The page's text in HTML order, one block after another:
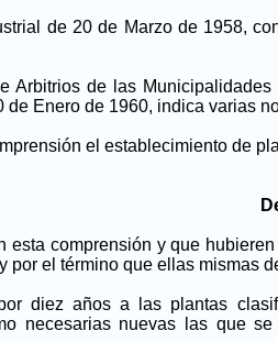
de 20 de Marzo de 1958,
Arbitrios de las
Enero de 1960, indica varias
el establecimiento de
comprensión y que
el término que ellas mismas
diez años a las plantas
necesarias nuevas las que